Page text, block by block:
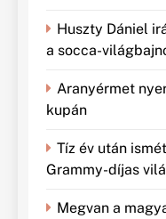
Huszty Dániel
a socca-
Aranyérmet
kupán
Tíz év után
Grammy-díjas
Megvan a